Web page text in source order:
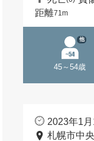
距離71m
45～54歳
他
2023年1
札幌市中